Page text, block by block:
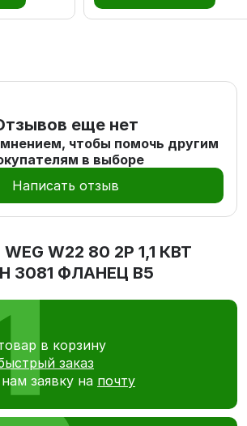
еще нет
чтобы помочь другим
в выборе
Написать отзыв
WEG W22 80 2P 1,1 КВТ
3081 ФЛАНЕЦ В5
в корзину
заказ
заявку на почту